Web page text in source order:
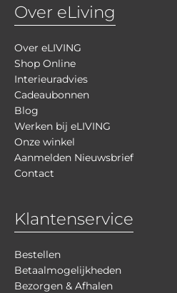
Over eLiving
Over eLIVING
Shop Online
Interieuradvies
Cadeaubonnen
Blog
Werken bij eLIVING
Onze winkel
Aanmelden Nieuwsbrief
Contact
Klantenservice
Bestellen
Betaalmogelijkheden
Bezorgen & Afhalen